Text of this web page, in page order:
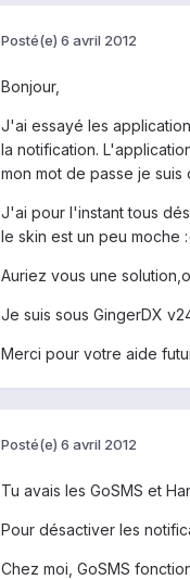
Posté(e) 6 avril 2012
Bonjour,
J'ai essayé les
la notification.
mon mot de passe je
J'ai pour l'instant tous
le skin est un peu moche
Auriez vous une
Je suis sous GingerDX
Merci pour votre aide
Posté(e) 6 avril 2012
Tu avais les GoSMS et
Pour désactiver les
Chez moi, GoSMS